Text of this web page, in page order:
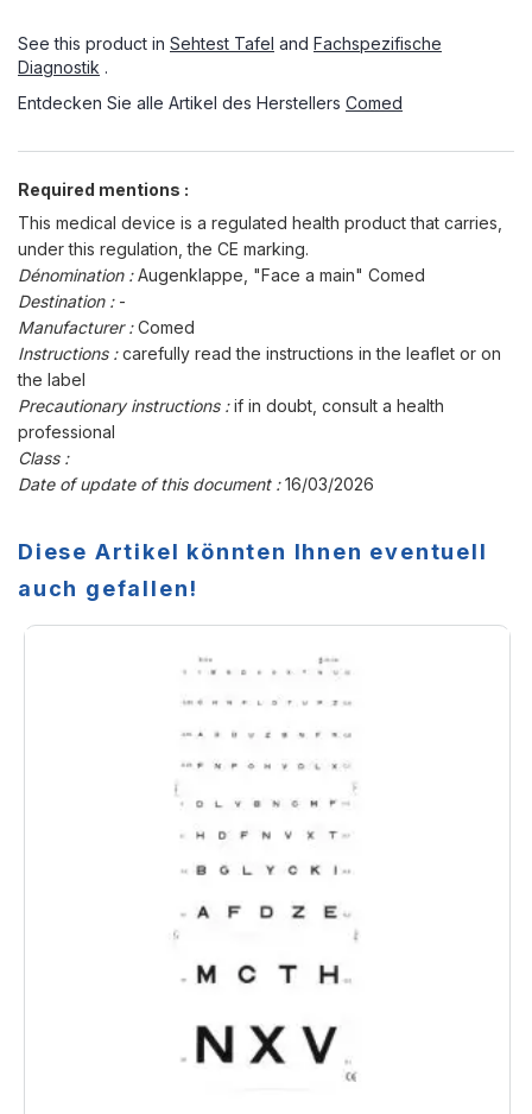
See this product in Sehtest Tafel and Fachspezifische
Diagnostik .
Entdecken Sie alle Artikel des Herstellers Comed
Required mentions :
This medical device is a regulated health product that carries,
under this regulation, the CE marking.
Dénomination :Augenklappe, "Face a main" Comed
Destination : -
Manufacturer :Comed
Instructions :carefully read the instructions in the leaflet or on
the label
Precautionary instructions :if in doubt, consult a health
professional
Class :
Date of update of this document :16/03/2026
Diese Artikel könnten Ihnen eventuell
auch gefallen!